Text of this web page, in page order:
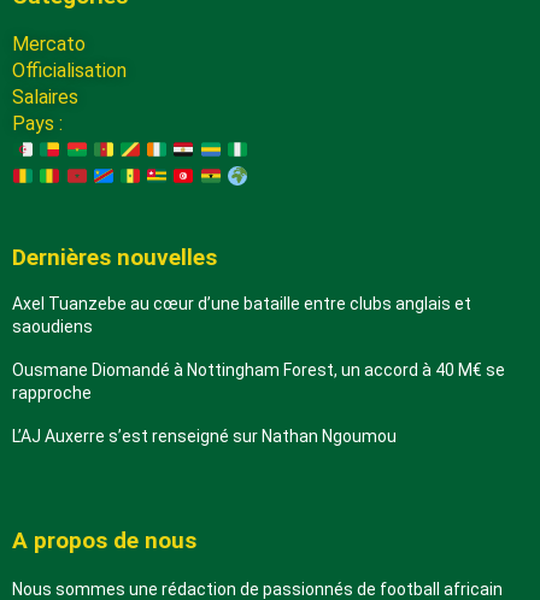
Mercato
Officialisation
Salaires
Pays :
Dernières nouvelles
Axel Tuanzebe au cœur d’une bataille entre clubs anglais et
saoudiens
Ousmane Diomandé à Nottingham Forest, un accord à 40 M€ se
rapproche
L’AJ Auxerre s’est renseigné sur Nathan Ngoumou
A propos de nous
Nous sommes une rédaction de passionnés de football africain